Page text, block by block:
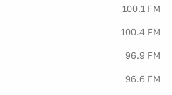
100.1 FM
100.4 FM
96.9 FM
96.6 FM